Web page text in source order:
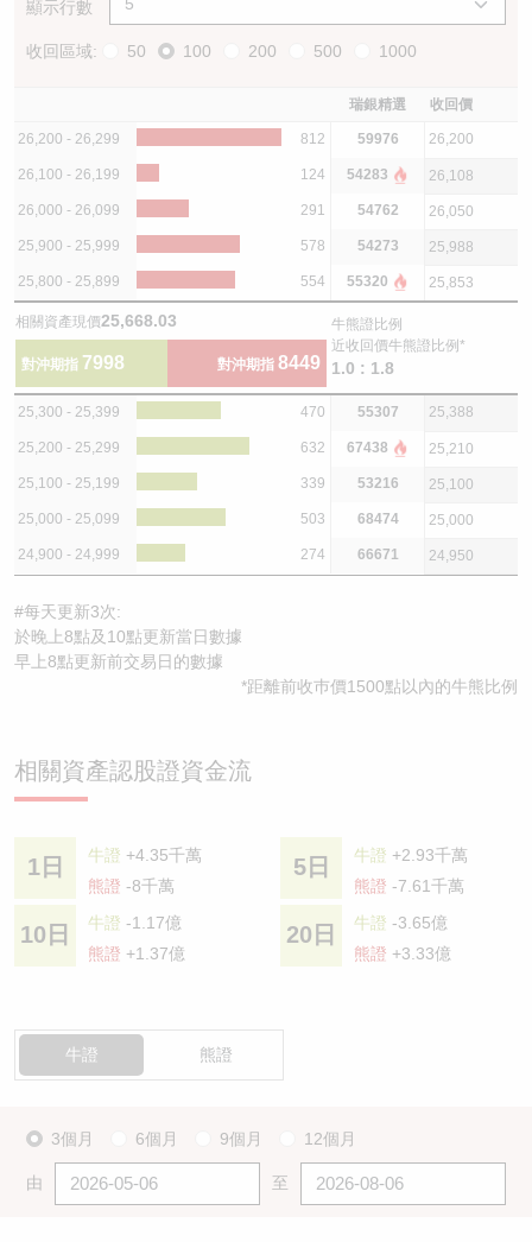
顯示行數
收回區域: 50 100 200 500 1000
瑞銀精選 收回價
26,200 - 26,299 812 59976 26,200
26,100 - 26,199 124 54283 26,108
26,000 - 26,099 291 54762 26,050
25,900 - 25,999 578 54273 25,988
25,800 - 25,899 554 55320 25,853
相關資產現價25,668.03
對沖期指 7998 對沖期指 8449
牛熊證比例
近收回價牛熊證比例*
1.0 : 1.8
25,300 - 25,399 470 55307 25,388
25,200 - 25,299 632 67438 25,210
25,100 - 25,199 339 53216 25,100
25,000 - 25,099 503 68474 25,000
24,900 - 24,999 274 66671 24,950
#每天更新3次:
於晚上8點及10點更新當日數據
早上8點更新前交易日的數據
*距離前收巿價1500點以內的牛熊比例
相關資產認股證資金流
1日 牛證 +4.35千萬
熊證 -8千萬
5日 牛證 +2.93千萬
熊證 -7.61千萬
10日 牛證 -1.17億
熊證 +1.37億
20日 牛證 -3.65億
熊證 +3.33億
牛證 熊證
3個月 6個月 9個月 12個月
由 至